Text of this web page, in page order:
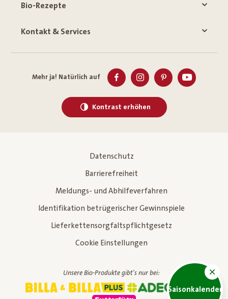
Saisonkalender
Bio-Rezepte
Kontakt & Services
Mehr ja! Natürlich auf
Kontrast erhöhen
Datenschutz
Barrierefreiheit
Meldungs- und Abhilfeverfahren
Identifikation betrügerischer Gewinnspiele
Lieferkettensorgfaltspflichtgesetz
Cookie Einstellungen
Unsere Bio-Produkte gibt's nur bei: